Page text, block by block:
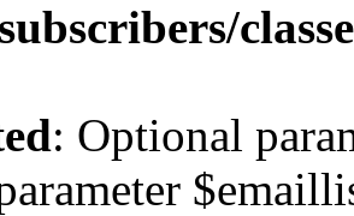
: Optional